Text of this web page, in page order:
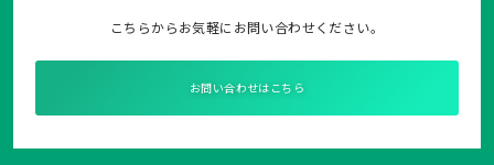
こちらからお気軽にお問い合わせください。
お問い合わせはこちら